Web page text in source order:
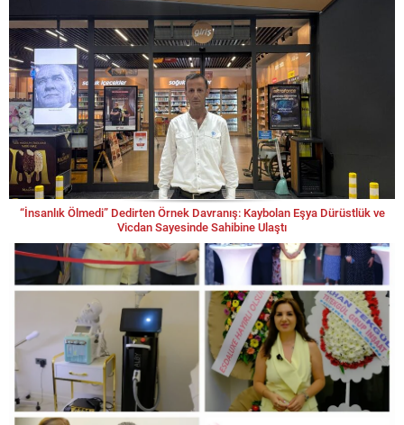
“İnsanlık Ölmedi” Dedirten Örnek Davranış: Kaybolan Eşya Dürüstlük ve
Vicdan Sayesinde Sahibine Ulaştı